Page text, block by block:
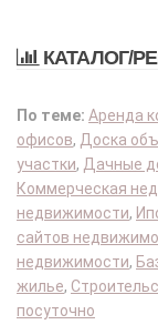
КАТАЛОГ/
По теме: Аренда
офисов, Доска
участки, Дачные
Коммерческая
недвижимости,
сайтов
недвижимости,
жилье,
посуточно